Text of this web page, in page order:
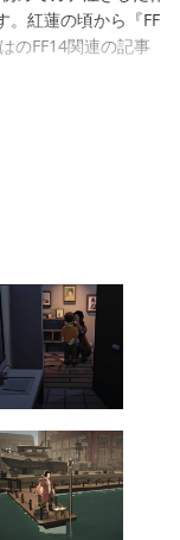
。紅蓮の頃から『FF
のFF14関連の記事